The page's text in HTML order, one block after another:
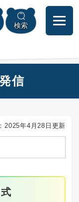
へ
検索
信
2025年4月28日更新